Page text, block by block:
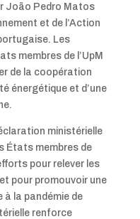
João Pedro Matos
et de l’Action
Les
membres de l’UpM
de la coopération
énergétique et d’une
ministérielle
États membres de
pour relever les
pour promouvoir une
à la pandémie de
renforce